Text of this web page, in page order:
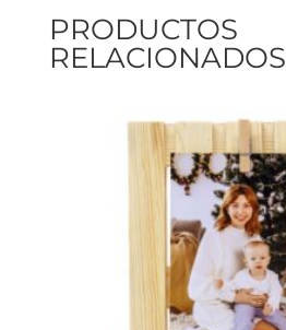
PRODUCTOS
RELACIONADOS